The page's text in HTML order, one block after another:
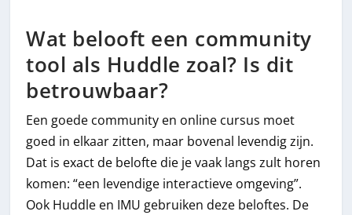
Wat belooft een community
tool als Huddle zoal? Is dit
betrouwbaar?
Een goede community en online cursus moet
goed in elkaar zitten, maar bovenal levendig zijn.
Dat is exact de belofte die je vaak langs zult horen
komen: “een levendige interactieve omgeving”.
Ook Huddle en IMU gebruiken deze beloftes. De